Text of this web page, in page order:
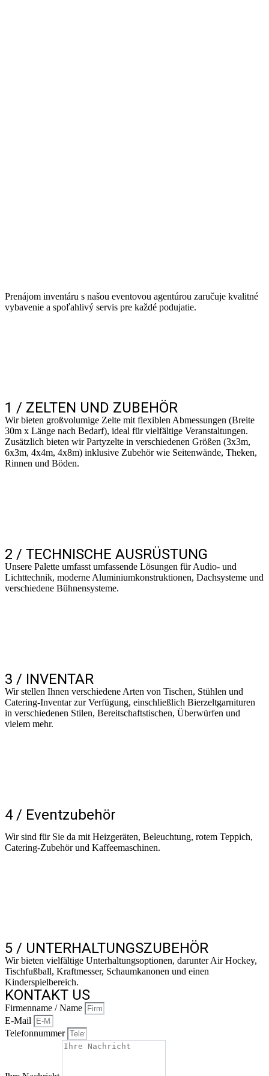
Prenájom inventáru s našou eventovou agentúrou zaručuje kvalitné
vybavenie a spoľahlivý servis pre každé podujatie.
1 / ZELTEN UND ZUBEHÖR
Wir bieten großvolumige Zelte mit flexiblen Abmessungen (Breite
30m x Länge nach Bedarf), ideal für vielfältige Veranstaltungen.
Zusätzlich bieten wir Partyzelte in verschiedenen Größen (3x3m,
6x3m, 4x4m, 4x8m) inklusive Zubehör wie Seitenwände, Theken,
Rinnen und Böden.
2 / TECHNISCHE AUSRÜSTUNG
Unsere Palette umfasst umfassende Lösungen für Audio- und
Lichttechnik, moderne Aluminiumkonstruktionen, Dachsysteme und
verschiedene Bühnensysteme.
3 / INVENTAR
Wir stellen Ihnen verschiedene Arten von Tischen, Stühlen und
Catering-Inventar zur Verfügung, einschließlich Bierzeltgarnituren
in verschiedenen Stilen, Bereitschaftstischen, Überwürfen und
vielem mehr.
4 / Eventzubehör
Wir sind für Sie da mit Heizgeräten, Beleuchtung, rotem Teppich,
Catering-Zubehör und Kaffeemaschinen.
5 / UNTERHALTUNGSZUBEHÖR
Wir bieten vielfältige Unterhaltungsoptionen, darunter Air Hockey,
Tischfußball, Kraftmesser, Schaumkanonen und einen
Kinderspielbereich.
KONTAKT US
Firmenname / Name
E-Mail
Telefonnummer